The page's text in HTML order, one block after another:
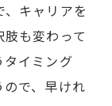
キャリアを
も変わって
タイミング
で、早けれ